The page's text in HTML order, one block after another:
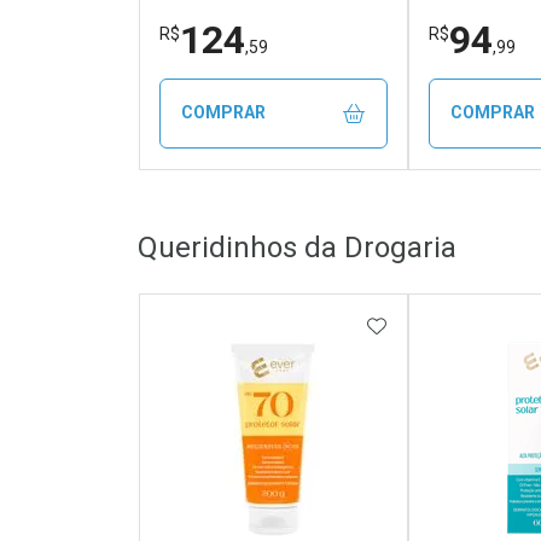
R$124,59
COMPRAR
Dermaclub
Por Menos
R$94,99
COMPRAR
Por
Queridinhos da Drogaria
ADICIONAR AOS